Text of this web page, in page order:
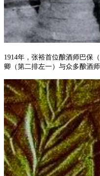
1914年，张裕首位酿酒师巴保
卿（第二排左一）与众多酿酒